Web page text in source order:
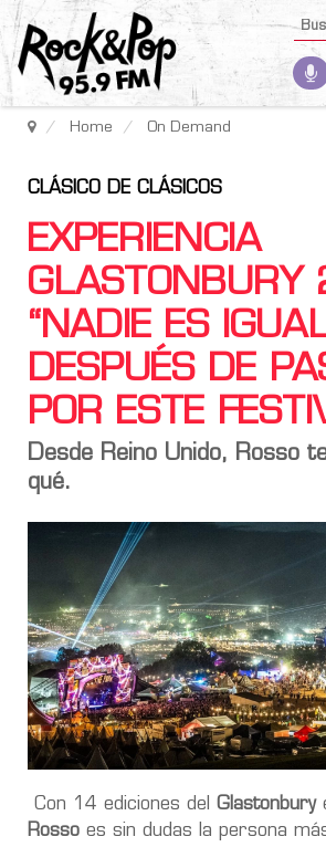
Home On Demand
CLÁSICO DE CLÁSICOS
EXPERIENCIA
“NADIE ES
DESPUÉS DE
POR ESTE
Desde Reino Unido, Rosso
qué.
Con 14 ediciones del Glastonbury
Rosso es sin dudas la persona